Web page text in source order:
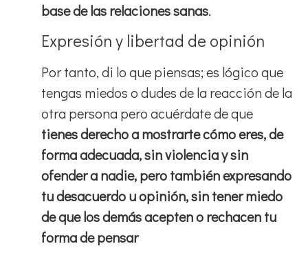
base de las relaciones sanas.
Expresión y libertad de opinión
Por tanto, di lo que piensas; es lógico que
tengas miedos o dudes de la reacción de la
otra persona pero acuérdate de que
tienes derecho a mostrarte cómo eres, de
forma adecuada, sin violencia y sin
ofender a nadie, pero también expresando
tu desacuerdo u opinión, sin tener miedo
de que los demás acepten o rechacen tu
forma de pensar